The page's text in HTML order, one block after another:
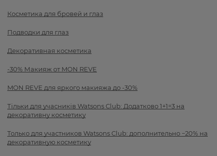
Косметика для бровей и глаз
Подводки для глаз
Декоративная косметика
-30% Макияж от MON REVE
MON REVE для яркого макияжа до -30%
Тільки для учасників Watsons Club: Додатково 1+1=3 на
декоративну косметику
Только для участников Watsons Club: дополнительно −20% на
декоративную косметику